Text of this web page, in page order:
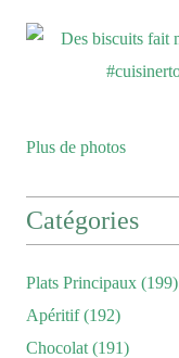
Plus de photos
Catégories
Plats Principaux (199)
Apéritif(192)
Chocolat (191)